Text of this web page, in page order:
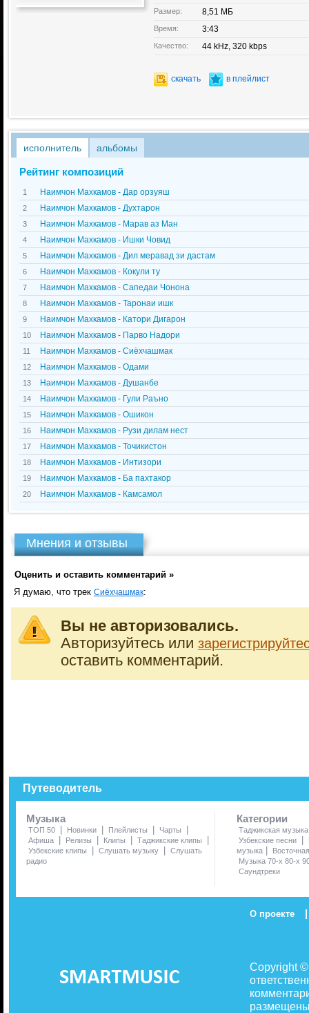
Размер: 8,51 МБ
Время: 3:43
Качество: 44 kHz, 320 kbps
скачать в плейлист
исполнитель альбомы
Рейтинг композиций
1 Наимчон Махкамов - Дар орзуяш
2 Наимчон Махкамов - Духтарон
3 Наимчон Махкамов - Марав аз Ман
4 Наимчон Махкамов - Ишки Човид
5 Наимчон Махкамов - Дил меравад зи дастам
6 Наимчон Махкамов - Кокули ту
7 Наимчон Махкамов - Сапедаи Чонона
8 Наимчон Махкамов - Таронаи ишк
9 Наимчон Махкамов - Катори Дигарон
10 Наимчон Махкамов - Парво Надори
11 Наимчон Махкамов - Сиёхчашмак
12 Наимчон Махкамов - Одами
13 Наимчон Махкамов - Душанбе
14 Наимчон Махкамов - Гули Раъно
15 Наимчон Махкамов - Ошикон
16 Наимчон Махкамов - Рузи дилам нест
17 Наимчон Махкамов - Точикистон
18 Наимчон Махкамов - Интизори
19 Наимчон Махкамов - Ба пахтакор
20 Наимчон Махкамов - Камсамол
Мнения и отзывы
Оценить и оставить комментарий »
Я думаю, что трек Сиёхчашмак:
Вы не авторизовались.
Авторизуйтесь или
оставить комментарий.
Путеводитель
Музыка
ТОП 50 | Новинки | Плейлисты | Чарты |
Афиша | Релизы | Клипы | Таджикские клипы |
Узбекские клипы | Слушать музыку | Слушать
радио
Категории
Таджикская музыка
Узбекские песни
|
музыка |
Музыка 70-х 80-х
Саундтреки
О проекте |
Copyright
размещены